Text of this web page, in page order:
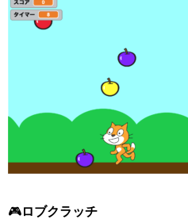
🎮ロブクラッチ